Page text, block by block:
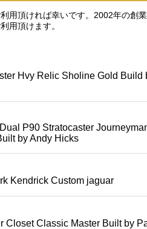
用頂ければ幸いです。2002年の創
用頂けます。
Hvy Relic Sholine Gold Build
P90 Stratocaster
by Andy Hicks
Kendrick Custom jaguar
Closet Classic Master Built by